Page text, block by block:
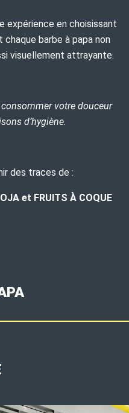
expérience en choisissant
chaque barbe à papa non
visuellement attrayante.
votre douceur
d’hygiène.
des traces de :
et FRUITS À COQUE